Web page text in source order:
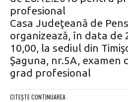
profesional
Casa Judeţeană de
organizează, în data de
10,00, la sediul din
Şaguna, nr.5A, examen
grad profesional
CITEȘTE CONTINUAREA